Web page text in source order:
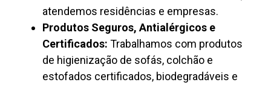
atendemos residências e empresas.
Produtos Seguros, Antialérgicos e
Certificados: Trabalhamos com produtos
de higienização de sofás, colchão e
estofados certificados, biodegradáveis e